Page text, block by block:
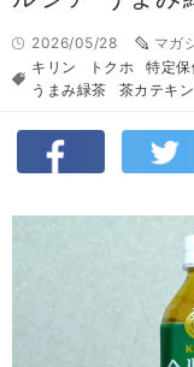
2026/05/28
マガ
キリン
トクホ 特定保
うまみ緑茶
茶カテキン